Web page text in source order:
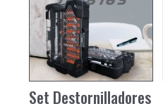
Set Destornilladores